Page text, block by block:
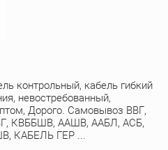
контрольный, кабель гибкий
невостребованный,
Дорого. Самовывоз ВВГ,
КВББШВ, ААШВ, ААБЛ, АСБ,
КАБЕЛЬ ГЕР ...